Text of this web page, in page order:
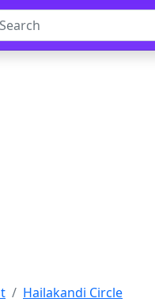
Hailakandi Circle